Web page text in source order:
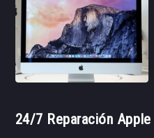
24/7 Reparación